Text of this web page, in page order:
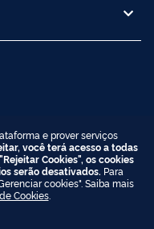
e prover serviços
você terá acesso a todas
Cookies", os cookies
serão desativados. Para
cookies". Saiba mais
Cookies.